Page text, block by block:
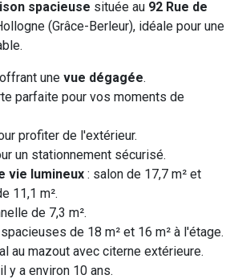
spacieuse située au 92 Rue de
(Grâce-Berleur), idéale pour une
une vue dégagée.
parfaite pour vos moments de
profiter de l'extérieur.
un stationnement sécurisé.
vie lumineux : salon de 17,7 m² et
11,1 m².
de 7,3 m².
de 18 m² et 16 m² à l'étage.
au mazout avec citerne extérieure.
y a environ 10 ans.